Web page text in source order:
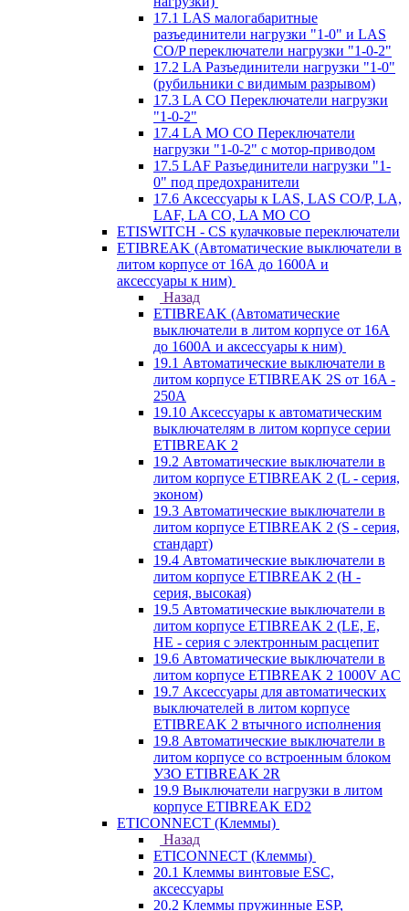
17.1 LAS малогабаритные
разъединители нагрузки "1-0" и LAS
CO/P переключатели нагрузки "1-0-2"
17.2 LA Разъединители нагрузки "1-0"
(рубильники с видимым разрывом)
17.3 LA CO Переключатели нагрузки
"1-0-2"
17.4 LA MO CO Переключатели
нагрузки "1-0-2" с мотор-приводом
17.5 LAF Разъединители нагрузки "1-
0" под предохранители
17.6 Аксессуары к LAS, LAS CO/P, LA,
LAF, LA CO, LA MO CO
ETISWITCH - CS кулачковые переключатели
ETIBREAK (Автоматические выключатели в
литом корпусе от 16А до 1600А и
аксессуары к ним)
Назад
ETIBREAK (Автоматические
выключатели в литом корпусе от 16А
до 1600А и аксессуары к ним)
19.1 Автоматические выключатели в
литом корпусе ETIBREAK 2S от 16A -
250A
19.10 Аксессуары к автоматическим
выключателям в литом корпусе серии
ETIBREAK 2
19.2 Автоматические выключатели в
литом корпусе ETIBREAK 2 (L - серия,
эконом)
19.3 Автоматические выключатели в
литом корпусе ETIBREAK 2 (S - серия,
стандарт)
19.4 Автоматические выключатели в
литом корпусе ETIBREAK 2 (H -
серия, высокая)
19.5 Автоматические выключатели в
литом корпусе ETIBREAK 2 (LE, E,
HE - серия с электронным расцепит
19.6 Автоматические выключатели в
литом корпусе ETIBREAK 2 1000V AC
19.7 Аксессуары для автоматических
выключателей в литом корпусе
ETIBREAK 2 втычного исполнения
19.8 Автоматические выключатели в
литом корпусе со встроенным блоком
УЗО ETIBREAK 2R
19.9 Выключатели нагрузки в литом
корпусе ETIBREAK ED2
ETICONNECT (Клеммы)
Назад
ETICONNECT (Клеммы)
20.1 Клеммы винтовые ESC,
аксессуары
20.2 Клеммы пружинные ESP,